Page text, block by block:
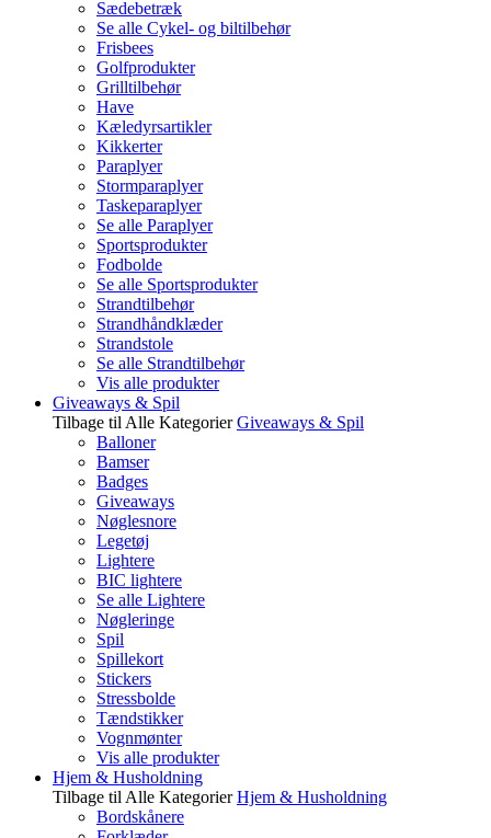
Sædebetræk
Se alle Cykel- og biltilbehør
Frisbees
Golfprodukter
Grilltilbehør
Have
Kæledyrsartikler
Kikkerter
Paraplyer
Stormparaplyer
Taskeparaplyer
Se alle Paraplyer
Sportsprodukter
Fodbolde
Se alle Sportsprodukter
Strandtilbehør
Strandhåndklæder
Strandstole
Se alle Strandtilbehør
Vis alle produkter
Giveaways & Spil
Tilbage til Alle Kategorier Giveaways & Spil
Balloner
Bamser
Badges
Giveaways
Nøglesnore
Legetøj
Lightere
BIC lightere
Se alle Lightere
Nøgleringe
Spil
Spillekort
Stickers
Stressbolde
Tændstikker
Vognmønter
Vis alle produkter
Hjem & Husholdning
Tilbage til Alle Kategorier Hjem & Husholdning
Bordskånere